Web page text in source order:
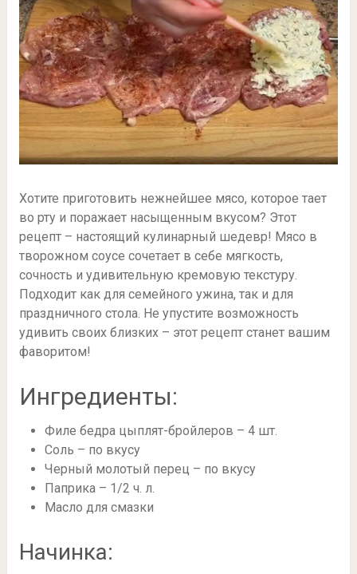
Хотите приготовить нежнейшее мясо, которое тает
во рту и поражает насыщенным вкусом? Этот
рецепт – настоящий кулинарный шедевр! Мясо в
творожном соусе сочетает в себе мягкость,
сочность и удивительную кремовую текстуру.
Подходит как для семейного ужина, так и для
праздничного стола. Не упустите возможность
удивить своих близких – этот рецепт станет вашим
фаворитом!
Ингредиенты:
Филе бедра цыплят-бройлеров – 4 шт.
Соль – по вкусу
Черный молотый перец – по вкусу
Паприка – 1/2 ч. л.
Масло для смазки
Начинка: